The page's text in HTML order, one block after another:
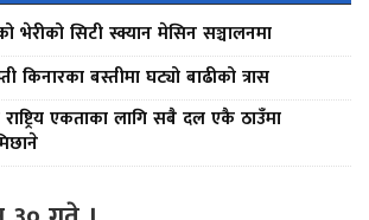
भेरीको सिटी स्क्यान मेसिन सञ्चालनमा
किनारका बस्तीमा घट्यो बाढीको त्रास
एकताका लागि सबै दल एकै ठाउँमा